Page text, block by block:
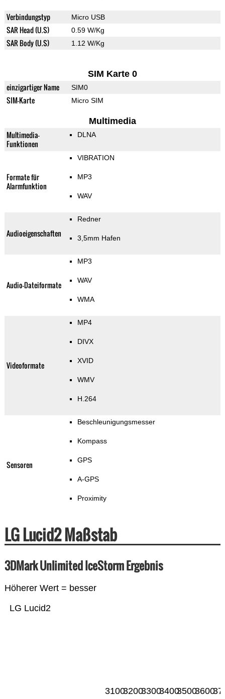
Verbindungstyp Micro USB
SAR Head (U.S) 0.59 W/Kg
SAR Body (U.S) 1.12 W/Kg
SIM Karte 0
einzigartiger Name SIM0
SIM-Karte Micro SIM
Multimedia
Multimedia-
Funktionen
DLNA
Formate für
Alarmfunktion
VIBRATION
MP3
WAV
Audioeigenschaften
Redner
3,5mm Hafen
Audio-Dateiformate
MP3
WAV
WMA
Videoformate
MP4
DIVX
XVID
WMV
H.264
Sensoren
Beschleunigungsmesser
Kompass
GPS
A-GPS
Proximity
LG Lucid2 Maßstab
3DMark Unlimited IceStorm Ergebnis
Höherer Wert = besser
LG Lucid2
310032003300340035003600